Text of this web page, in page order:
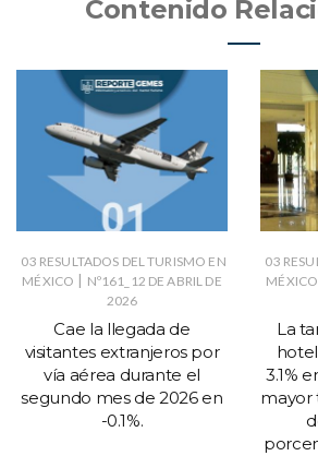
Contenido
03 RESULTADOS DEL TURISMO EN
MÉXICO
Nº161_12 DE ABRIL DE
2026
Cae la llegada de
visitantes extranjeros por
vía aérea durante el
segundo mes de 2026 en
-0.1%.
03
MÉXICO
La
3.1%
mayor